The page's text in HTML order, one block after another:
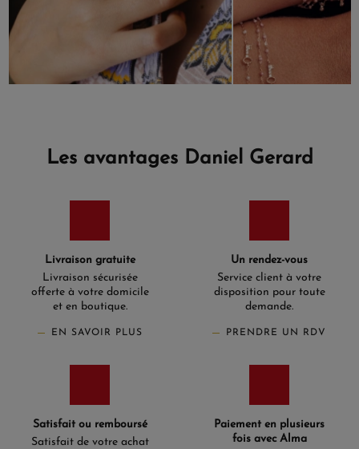
Les avantages Daniel Gerard
Livraison gratuite
Livraison sécurisée
offerte à votre domicile
et en boutique.
EN SAVOIR PLUS
Un rendez-vous
Service client à votre
disposition pour toute
demande.
PRENDRE UN RDV
Satisfait ou remboursé
Satisfait de votre achat
Paiement en plusieurs
fois avec Alma